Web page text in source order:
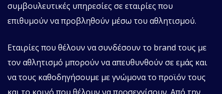
συμβουλευτικές υπηρεσίες σε εταιρίες που
επιθυμούν να προβληθούν μέσω του αθλητισμού.
Εταιρίες που θέλουν να συνδέσουν το brand τους με
τον αθλητισμό μπορούν να απευθυνθούν σε εμάς και
να τους καθοδηγήσουμε με γνώμονα το προϊόν τους